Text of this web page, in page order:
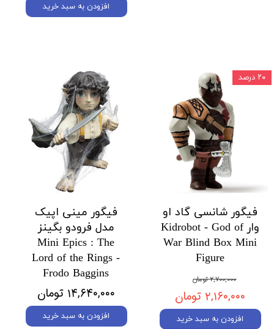
افزودن به سبد خرید
فیگور شانسی گاد او
وار Kidrobot - God of
War Blind Box Mini
Figure
۲,۷۰۰,۰۰۰ تومان
۲,۱۶۰,۰۰۰ تومان
افزودن به سبد خرید
۲۰ درصد
فیگور مینی اپیک
مدل فرودو بگینز
Mini Epics : The
Lord of the Rings -
Frodo Baggins
۱۴,۶۴۰,۰۰۰ تومان
افزودن به سبد خرید